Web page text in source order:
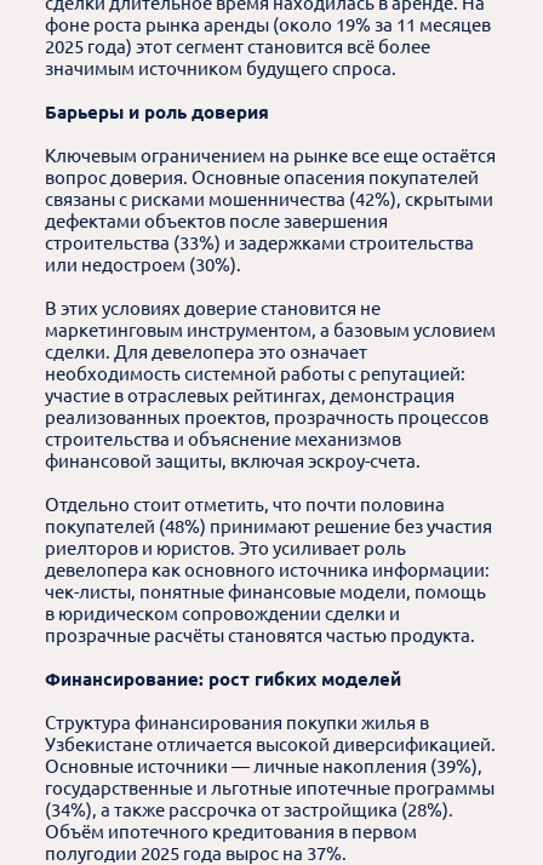
фоне роста рынка аренды (около 19% за 11 месяцев
2025 года) этот сегмент становится всё более
значимым источником будущего спроса.
Барьеры и роль доверия
Ключевым ограничением на рынке все еще остаётся
вопрос доверия. Основные опасения покупателей
связаны с рисками мошенничества (42%), скрытыми
дефектами объектов после завершения
строительства (33%) и задержками строительства
или недостроем (30%).
В этих условиях доверие становится не
маркетинговым инструментом, а базовым условием
сделки. Для девелопера это означает
необходимость системной работы с репутацией:
участие в отраслевых рейтингах, демонстрация
реализованных проектов, прозрачность процессов
строительства и объяснение механизмов
финансовой защиты, включая эскроу-счета.
Отдельно стоит отметить, что почти половина
покупателей (48%) принимают решение без участия
риелторов и юристов. Это усиливает роль
девелопера как основного источника информации:
чек-листы, понятные финансовые модели, помощь
в юридическом сопровождении сделки и
прозрачные расчёты становятся частью продукта.
Финансирование: рост гибких моделей
Структура финансирования покупки жилья в
Узбекистане отличается высокой диверсификацией.
Основные источники — личные накопления (39%),
государственные и льготные ипотечные программы
(34%), а также рассрочка от застройщика (28%).
Объём ипотечного кредитования в первом
полугодии 2025 года вырос на 37%.